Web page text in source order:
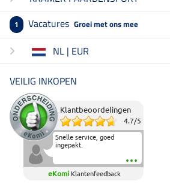
1 Vacatures Groei met ons mee
NL | EUR
VEILIG INKOPEN
Klantbeoordelingen
4.7/5
Snelle service, goed
ingepakt.
eKomi Klantenfeedback